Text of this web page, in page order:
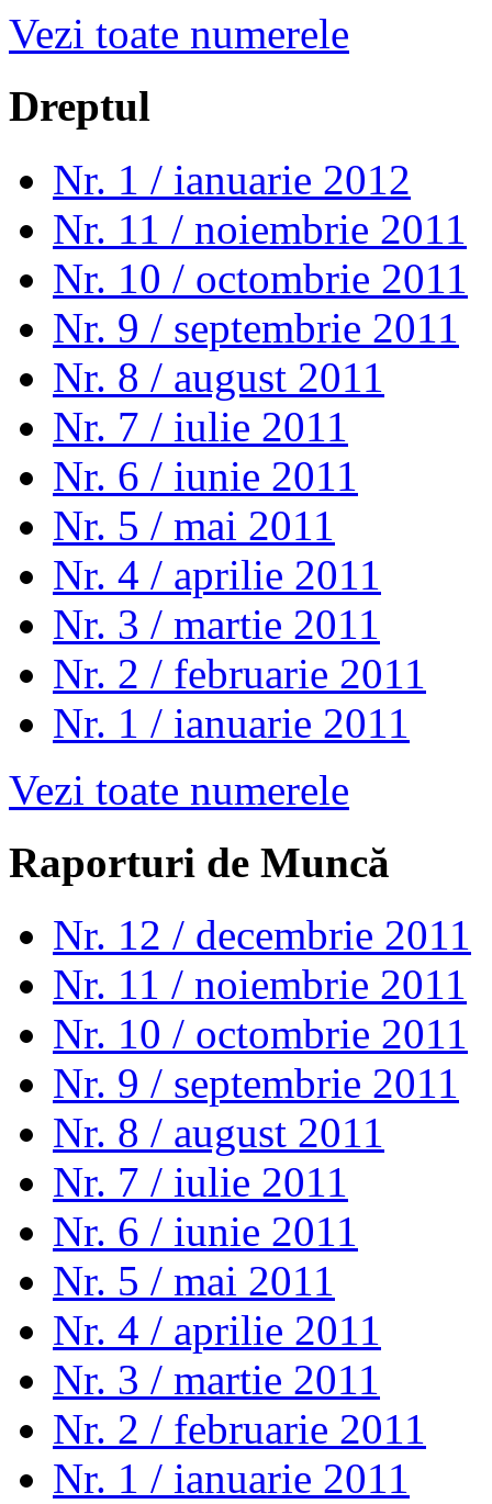
Vezi toate numerele
Dreptul
Nr. 1 / ianuarie 2012
Nr. 11 / noiembrie 2011
Nr. 10 / octombrie 2011
Nr. 9 / septembrie 2011
Nr. 8 / august 2011
Nr. 7 / iulie 2011
Nr. 6 / iunie 2011
Nr. 5 / mai 2011
Nr. 4 / aprilie 2011
Nr. 3 / martie 2011
Nr. 2 / februarie 2011
Nr. 1 / ianuarie 2011
Vezi toate numerele
Raporturi de Muncă
Nr. 12 / decembrie 2011
Nr. 11 / noiembrie 2011
Nr. 10 / octombrie 2011
Nr. 9 / septembrie 2011
Nr. 8 / august 2011
Nr. 7 / iulie 2011
Nr. 6 / iunie 2011
Nr. 5 / mai 2011
Nr. 4 / aprilie 2011
Nr. 3 / martie 2011
Nr. 2 / februarie 2011
Nr. 1 / ianuarie 2011